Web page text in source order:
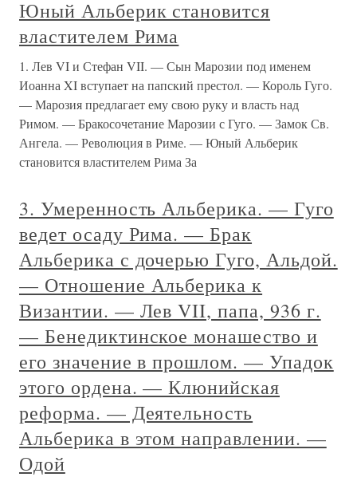
Юный Альберик становится
властителем Рима
1. Лев VI и Стефан VII. — Сын Марозии под именем
Иоанна XI вступает на папский престол. — Король Гуго.
— Марозия предлагает ему свою руку и власть над
Римом. — Бракосочетание Марозии с Гуго. — Замок Св.
Ангела. — Революция в Риме. — Юный Альберик
становится властителем Рима За
3. Умеренность Альберика. — Гуго
ведет осаду Рима. — Брак
Альберика с дочерью Гуго, Альдой.
— Отношение Альберика к
Византии. — Лев VII, папа, 936 г.
— Бенедиктинское монашество и
его значение в прошлом. — Упадок
этого ордена. — Клюнийская
реформа. — Деятельность
Альберика в этом направлении. —
Одой